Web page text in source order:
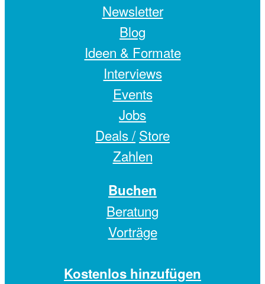
Newsletter
Blog
Ideen & Formate
Interviews
Events
Jobs
Deals / Store
Zahlen
Buchen
Beratung
Vorträge
Kostenlos hinzufügen